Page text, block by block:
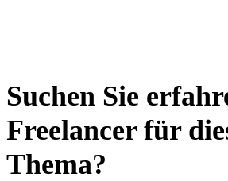
Suchen Sie
Freelancer für
Thema?